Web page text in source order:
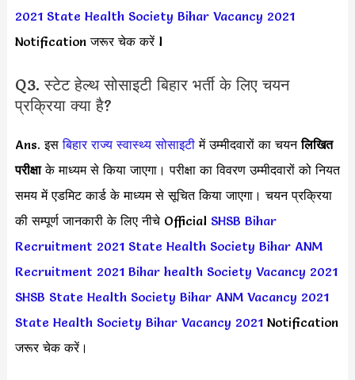
2021 State Health Society Bihar Vacancy 2021
Notification जरूर चेक करें l
Q3. स्टेट हेल्थ सोसाइटी बिहार भर्ती के लिए चयन
प्रक्रिया क्या है?
Ans. इसबिहार राज्य स्वास्थ्य सोसाइटीमें उम्मीदवारों का चयनलिखित
परीक्षाके माध्यम से किया जाएगा। परीक्षा का विवरण उम्मीदवारों को नियत
समय में एडमिट कार्ड के माध्यम से सूचित किया जाएगा। चयन प्रक्रिया
की सम्पूर्ण जानकारी के लिए नीचे Official SHSB Bihar
Recruitment 2021 State Health Society Bihar ANM
Recruitment 2021 Bihar health Society Vacancy 2021
SHSB State Health Society Bihar ANM Vacancy 2021
State Health Society Bihar Vacancy 2021Notification
जरूर चेक करें।